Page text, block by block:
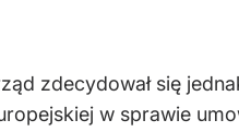
zdecydował się
w sprawie